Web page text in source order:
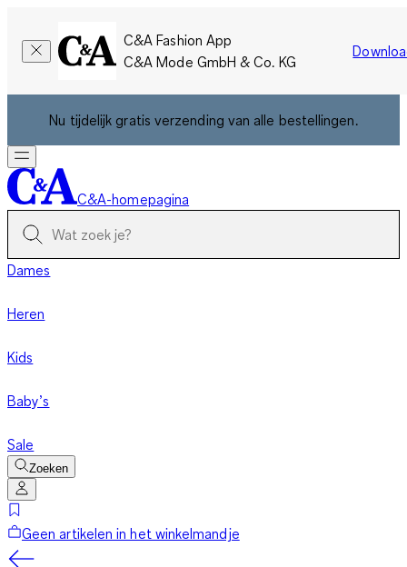
C&A Fashion App
C&A Mode GmbH & Co. KG
Nu tijdelijk gratis verzending van alle bestellingen.
C&A-homepagina
Dames
Heren
Kids
Baby’s
Sale
Zoeken
Geen artikelen in het winkelmandje